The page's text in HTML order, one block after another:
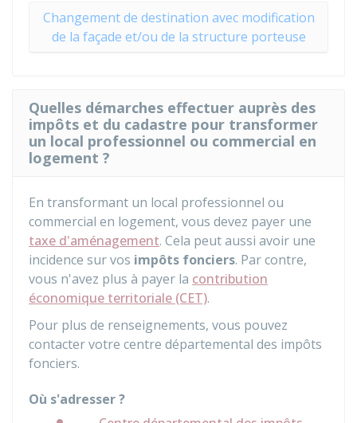
Changement de destination avec modification
de la façade et/ou de la structure porteuse
Quelles démarches effectuer auprès des
impôts et du cadastre pour transformer
un local professionnel ou commercial en
logement ?
En transformant un local professionnel ou
commercial en logement, vous devez payer une
taxe d'aménagement. Cela peut aussi avoir une
incidence sur vos impôts fonciers. Par contre,
vous n'avez plus à payer la contribution
économique territoriale (CET).
Pour plus de renseignements, vous pouvez
contacter votre centre départemental des impôts
fonciers.
Où s'adresser ?